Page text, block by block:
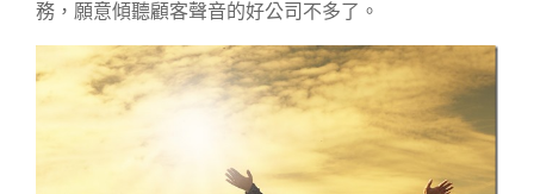
務，願意傾聽顧客聲音的好公司不多了。